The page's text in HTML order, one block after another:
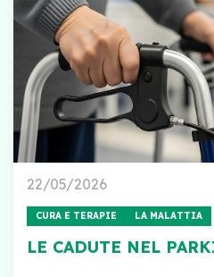
22/05/2026
CURA E TERAPIE LA MALATTIA
LE CADUTE NEL